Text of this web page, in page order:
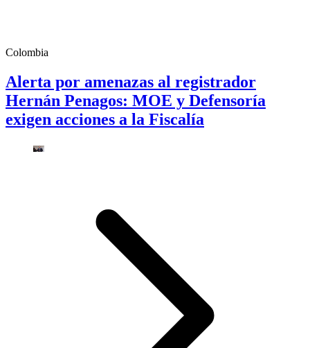
Colombia
Alerta por amenazas al registrador
Hernán Penagos: MOE y Defensoría
exigen acciones a la Fiscalía